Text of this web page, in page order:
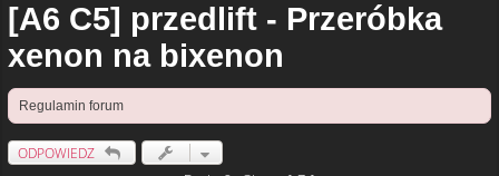
[A6 C5] przedlift - Przeróbka
xenon na bixenon
Regulamin forum
ODPOWIEDZ